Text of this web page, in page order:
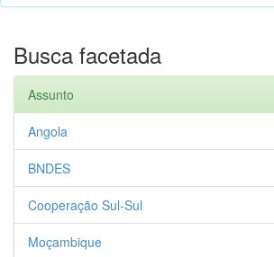
Busca facetada
Assunto
Angola
BNDES
Cooperação Sul-Sul
Moçambique